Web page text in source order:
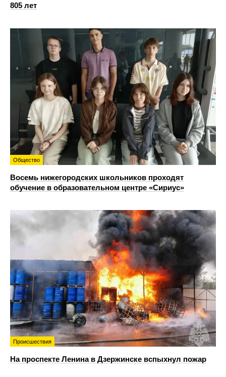
805 лет
Общество
Восемь нижегородских школьников проходят
обучение в образовательном центре «Сириус»
Происшествия
На проспекте Ленина в Дзержинске вспыхнул пожар